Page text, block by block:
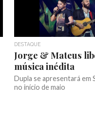
DESTAQUE
Jorge & Mateus
música inédita
Dupla se apresentará em
no início de maio